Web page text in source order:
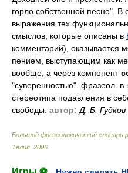
горло собственной песне". В
выражения тех
смыслов, которые описаны в
комментарий), оказывается
пением, выступающим как
вообще, а через компонент
"суверенностью". фразеол. в
стереотипа подавления в
свободы. автор: Д. Б. Гудков
Большой фразеологический
Телия 2006